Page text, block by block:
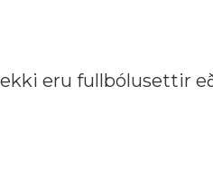
eru fullbólusettir